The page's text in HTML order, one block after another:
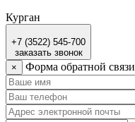
Курган
+7 (3522) 545-700
заказать звонок
×
Форма обратной связи